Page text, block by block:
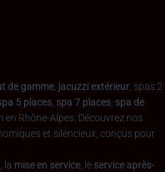
de gamme, jacuzzi extérieur, spas 2
5 places, spa 7 places, spa de
Rhône-Alpes. Découvrez nos
et silencieux, conçus pour
, la mise en service, le service après-